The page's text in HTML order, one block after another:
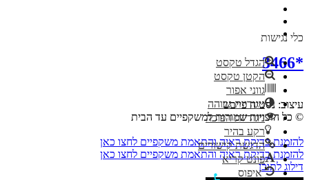
*3466
עיצוב: נסטיה פייבש
© כל הזכויות שמורות למשקפיים עד הבית
להזמנת בדיקת ראיה והתאמת משקפיים לחצו כאן
להזמנת בדיקת ראיה והתאמת משקפיים לחצו כאן
דילוג לתוכן
כלי נגישות
הגדל טקסט
הקטן טקסט
גווני אפור
ניגודיות גבוהה
ניגודיות הפוכה
רקע בהיר
הדגשת קישורים
פונט קריא
איפוס